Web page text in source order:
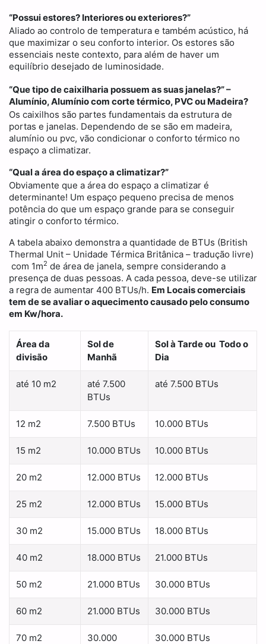
“Possui estores? Interiores ou exteriores?”
Aliado ao controlo de temperatura e também acústico, há
que maximizar o seu conforto interior. Os estores são
essenciais neste contexto, para além de haver um
equilíbrio desejado de luminosidade.
“Que tipo de caixilharia possuem as suas janelas?” –
Alumínio, Alumínio com corte térmico, PVC ou Madeira?
Os caixilhos são partes fundamentais da estrutura de
portas e janelas. Dependendo de se são em madeira,
alumínio ou pvc, vão condicionar o conforto térmico no
espaço a climatizar.
“Qual a área do espaço a climatizar?”
Obviamente que a área do espaço a climatizar é
determinante! Um espaço pequeno precisa de menos
potência do que um espaço grande para se conseguir
atingir o conforto térmico.
A tabela abaixo demonstra a quantidade de BTUs (British
Thermal Unit – Unidade Térmica Britânica – tradução livre)
com 1m2 de área de janela, sempre considerando a
presença de duas pessoas. A cada pessoa, deve-se utilizar
a regra de aumentar 400 BTUs/h. Em Locais comerciais
tem de se avaliar o aquecimento causado pelo consumo
em Kw/hora.
Área da
divisão
Sol de
Manhã
Sol à Tarde ou Todo o
Dia
até 10 m2
até 7.500
BTUs
até 7.500 BTUs
12 m2 7.500 BTUs 10.000 BTUs
15 m2 10.000 BTUs 10.000 BTUs
20 m2 12.000 BTUs 12.000 BTUs
25 m2 12.000 BTUs 15.000 BTUs
30 m2 15.000 BTUs 18.000 BTUs
40 m2 18.000 BTUs 21.000 BTUs
50 m2 21.000 BTUs 30.000 BTUs
60 m2 21.000 BTUs 30.000 BTUs
70 m2
30.000
30.000 BTUs